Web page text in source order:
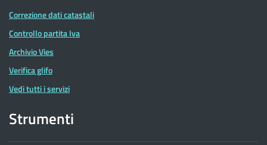
Correzione dati catastali
Controllo partita Iva
Archivio Vies
Verifica glifo
Vedi tutti i servizi
Strumenti